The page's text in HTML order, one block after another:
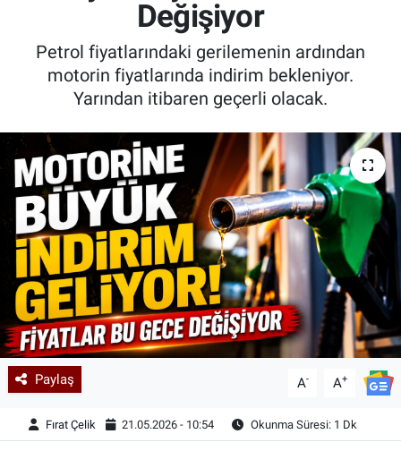
Değişiyor
Petrol fiyatlarındaki gerilemenin ardından
motorin fiyatlarında indirim bekleniyor.
Yarından itibaren geçerli olacak.
Paylaş A- A+
Fırat Çelik 21.05.2026 - 10:54 Okunma Süresi: 1 Dk
İnanç
Kadın & Aile
Kültür & Sanat
Sağlık
Siyaset
Teknoloji
Yazarlar
Astroloji-Rüya